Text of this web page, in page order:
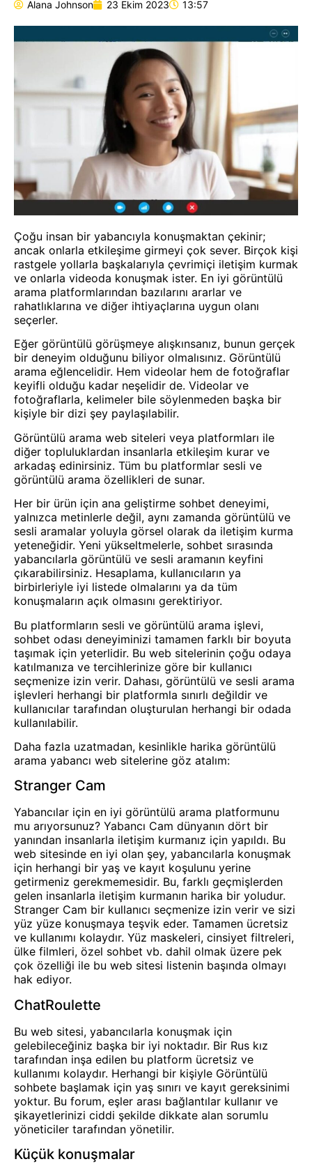
Alana Johnson 23 Ekim 2023 13:57
Çoğu insan bir yabancıyla konuşmaktan çekinir;
ancak onlarla etkileşime girmeyi çok sever. Birçok kişi
rastgele yollarla başkalarıyla çevrimiçi iletişim kurmak
ve onlarla videoda konuşmak ister. En iyi görüntülü
arama platformlarından bazılarını ararlar ve
rahatlıklarına ve diğer ihtiyaçlarına uygun olanı
seçerler.
Eğer görüntülü görüşmeye alışkınsanız, bunun gerçek
bir deneyim olduğunu biliyor olmalısınız. Görüntülü
arama eğlencelidir. Hem videolar hem de fotoğraflar
keyifli olduğu kadar neşelidir de. Videolar ve
fotoğraflarla, kelimeler bile söylenmeden başka bir
kişiyle bir dizi şey paylaşılabilir.
Görüntülü arama web siteleri veya platformları ile
diğer topluluklardan insanlarla etkileşim kurar ve
arkadaş edinirsiniz. Tüm bu platformlar sesli ve
görüntülü arama özellikleri de sunar.
Her bir ürün için ana geliştirme sohbet deneyimi,
yalnızca metinlerle değil, aynı zamanda görüntülü ve
sesli aramalar yoluyla görsel olarak da iletişim kurma
yeteneğidir. Yeni yükseltmelerle, sohbet sırasında
yabancılarla görüntülü ve sesli aramanın keyfini
çıkarabilirsiniz. Hesaplama, kullanıcıların ya
birbirleriyle iyi listede olmalarını ya da tüm
konuşmaların açık olmasını gerektiriyor.
Bu platformların sesli ve görüntülü arama işlevi,
sohbet odası deneyiminizi tamamen farklı bir boyuta
taşımak için yeterlidir. Bu web sitelerinin çoğu odaya
katılmanıza ve tercihlerinize göre bir kullanıcı
seçmenize izin verir. Dahası, görüntülü ve sesli arama
işlevleri herhangi bir platformla sınırlı değildir ve
kullanıcılar tarafından oluşturulan herhangi bir odada
kullanılabilir.
Daha fazla uzatmadan, kesinlikle harika görüntülü
arama yabancı web sitelerine göz atalım:
Stranger Cam
Yabancılar için en iyi görüntülü arama platformunu
mu arıyorsunuz? Yabancı Cam dünyanın dört bir
yanından insanlarla iletişim kurmanız için yapıldı. Bu
web sitesinde en iyi olan şey, yabancılarla konuşmak
için herhangi bir yaş ve kayıt koşulunu yerine
getirmeniz gerekmemesidir. Bu, farklı geçmişlerden
gelen insanlarla iletişim kurmanın harika bir yoludur.
Stranger Cam bir kullanıcı seçmenize izin verir ve sizi
yüz yüze konuşmaya teşvik eder. Tamamen ücretsiz
ve kullanımı kolaydır. Yüz maskeleri, cinsiyet filtreleri,
ülke filmleri, özel sohbet vb. dahil olmak üzere pek
çok özelliği ile bu web sitesi listenin başında olmayı
hak ediyor.
ChatRoulette
Bu web sitesi, yabancılarla konuşmak için
gelebileceğiniz başka bir iyi noktadır. Bir Rus kız
tarafından inşa edilen bu platform ücretsiz ve
kullanımı kolaydır. Herhangi bir kişiyle Görüntülü
sohbete başlamak için yaş sınırı ve kayıt gereksinimi
yoktur. Bu forum, eşler arası bağlantılar kullanır ve
şikayetlerinizi ciddi şekilde dikkate alan sorumlu
yöneticiler tarafından yönetilir.
Küçük konuşmalar